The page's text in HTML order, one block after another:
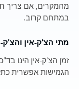
מהמקרים, אם צריך
במתחם קרוב.
מתי הצ'ק-אין
הגמישות אפשרית